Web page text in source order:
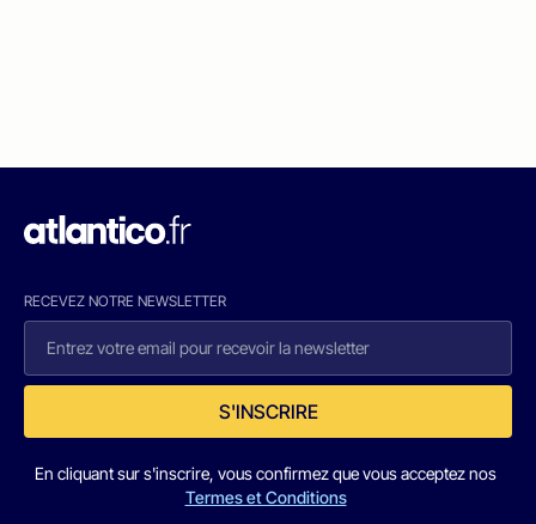
RECEVEZ NOTRE NEWSLETTER
S'INSCRIRE
En cliquant sur s'inscrire, vous confirmez que vous acceptez nos
Termes et Conditions